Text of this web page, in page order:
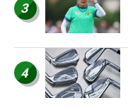
3
4